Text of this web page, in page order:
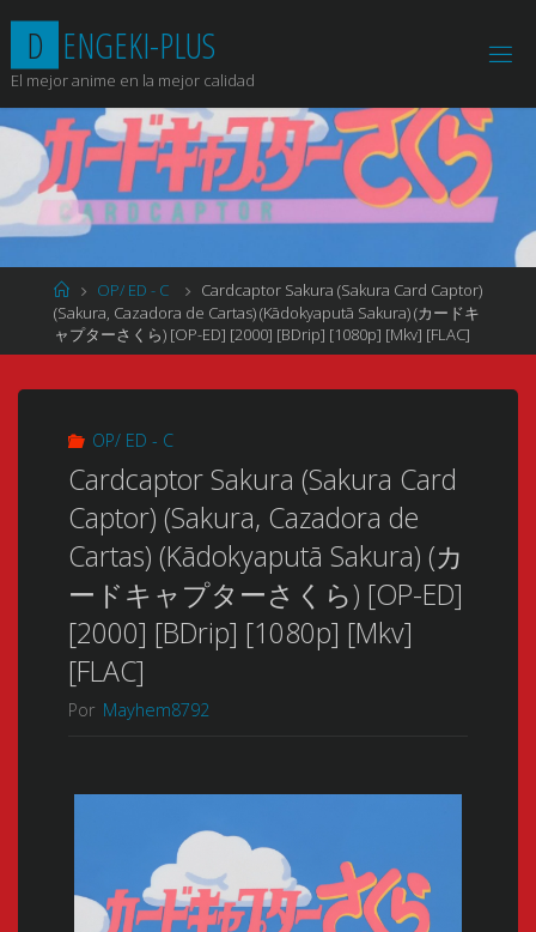
contenido
D ENGEKI-PLUS
El mejor anime en la mejor calidad
Página
de
Inicio
OP/ ED - C
Cardcaptor Sakura (Sakura Card Captor)
(Sakura, Cazadora de Cartas) (Kādokyaputā Sakura) (カードキ
ャプターさくら) [OP-ED] [2000] [BDrip] [1080p] [Mkv] [FLAC]
OP/ ED - C
Cardcaptor Sakura (Sakura Card
Captor) (Sakura, Cazadora de
Cartas) (Kādokyaputā Sakura) (カ
ードキャプターさくら) [OP-ED]
[2000] [BDrip] [1080p] [Mkv]
[FLAC]
Por Mayhem8792